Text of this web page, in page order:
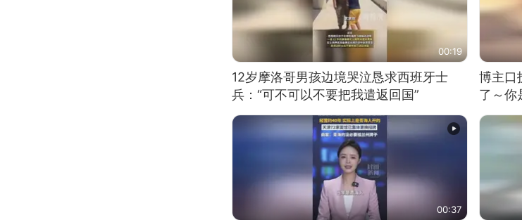
00:19
12岁摩洛哥男孩边境哭泣恳求西班牙士
兵：“可不可以不要把我遣返回国”
博主口
了～你
位考
日电讯
00:37